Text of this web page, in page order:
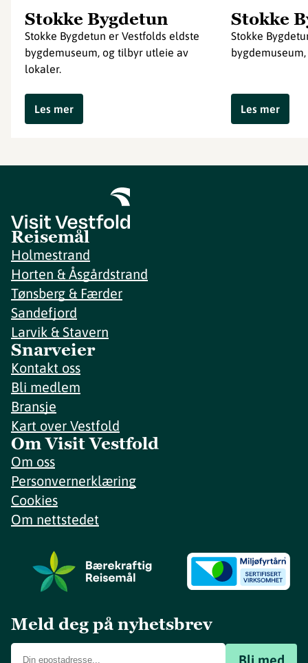
Stokke Bygdetun
Stokke Bygdetun er Vestfolds eldste
bygdemuseum, og tilbyr utleie av
lokaler.
Les mer
Stokke
Stokke
Les mer
Reisemål
Holmestrand
Horten & Åsgårdstrand
Tønsberg & Færder
Sandefjord
Larvik & Stavern
Snarveier
Kontakt oss
Bli medlem
Bransje
Kart over Vestfold
Om Visit Vestfold
Om oss
Personvernerklæring
Cookies
Om nettstedet
Meld deg på nyhetsbrev
Bli med